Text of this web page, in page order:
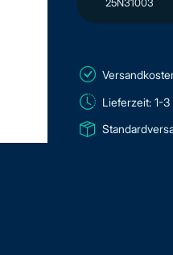
25N31003
Lieferzeit: 1-